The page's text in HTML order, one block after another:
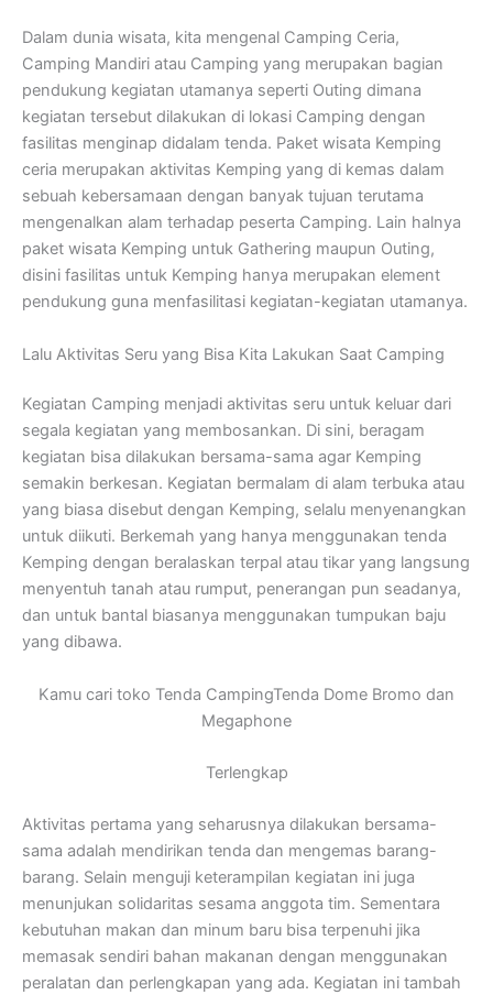
Dalam dunia wisata, kita mengenal Camping Ceria,
Camping Mandiri atau Camping yang merupakan bagian
pendukung kegiatan utamanya seperti Outing dimana
kegiatan tersebut dilakukan di lokasi Camping dengan
fasilitas menginap didalam tenda. Paket wisata Kemping
ceria merupakan aktivitas Kemping yang di kemas dalam
sebuah kebersamaan dengan banyak tujuan terutama
mengenalkan alam terhadap peserta Camping. Lain halnya
paket wisata Kemping untuk Gathering maupun Outing,
disini fasilitas untuk Kemping hanya merupakan element
pendukung guna menfasilitasi kegiatan-kegiatan utamanya.
Lalu Aktivitas Seru yang Bisa Kita Lakukan Saat Camping
Kegiatan Camping menjadi aktivitas seru untuk keluar dari
segala kegiatan yang membosankan. Di sini, beragam
kegiatan bisa dilakukan bersama-sama agar Kemping
semakin berkesan. Kegiatan bermalam di alam terbuka atau
yang biasa disebut dengan Kemping, selalu menyenangkan
untuk diikuti. Berkemah yang hanya menggunakan tenda
Kemping dengan beralaskan terpal atau tikar yang langsung
menyentuh tanah atau rumput, penerangan pun seadanya,
dan untuk bantal biasanya menggunakan tumpukan baju
yang dibawa.
Kamu cari toko Tenda CampingTenda Dome Bromo dan
Megaphone
Terlengkap
Aktivitas pertama yang seharusnya dilakukan bersama-
sama adalah mendirikan tenda dan mengemas barang-
barang. Selain menguji keterampilan kegiatan ini juga
menunjukan solidaritas sesama anggota tim. Sementara
kebutuhan makan dan minum baru bisa terpenuhi jika
memasak sendiri bahan makanan dengan menggunakan
peralatan dan perlengkapan yang ada. Kegiatan ini tambah